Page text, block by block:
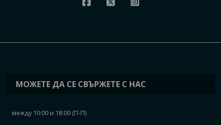
МОЖЕТЕ ДА СЕ СВЪРЖЕТЕ С НАС
между 10:00 и 18:00 (П-П)